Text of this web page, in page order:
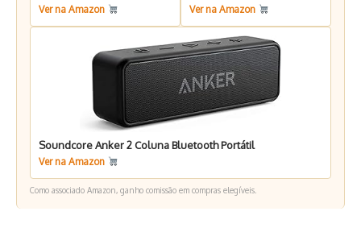
Ver na Amazon Ver na Amazon
Soundcore Anker 2 Coluna Bluetooth Portátil
Ver na Amazon
Como associado Amazon, ganho comissão em compras elegíveis.